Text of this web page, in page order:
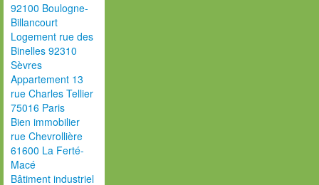
92100 Boulogne-
Billancourt
Logement rue des
Binelles 92310
Sèvres
Appartement 13
rue Charles Tellier
75016 Paris
Bien immobilier
rue Chevrollière
61600 La Ferté-
Macé
Bâtiment industriel